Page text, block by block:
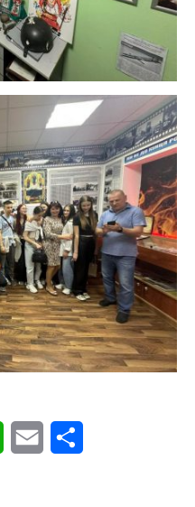
WhatsApp
Email